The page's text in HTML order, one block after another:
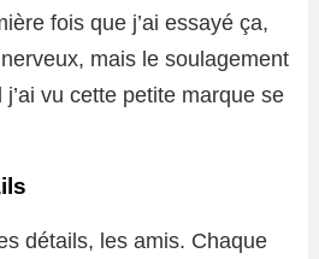
fois que j’ai essayé ça,
mais le soulagement
vu cette petite marque se
détails, les amis. Chaque